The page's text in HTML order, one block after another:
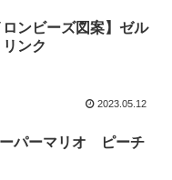
ロンビーズ図案】ゼル
ンク
2023.05.12
パーマリオ ピーチ